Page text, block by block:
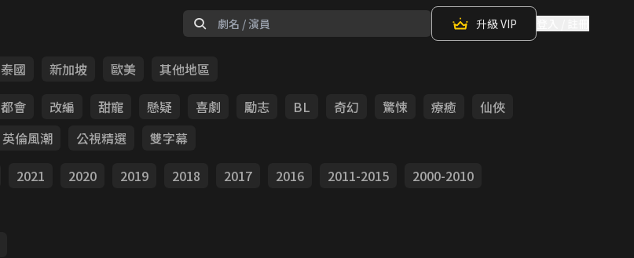
升級 VIP
泰國 新加坡 歐美
其他地區
都會 改編 甜寵 懸疑 喜劇 勵志 BL 奇幻 驚悚 療癒
仙俠
英倫風潮 公視精選
雙字幕
2021 2020 2019 2018 2017 2016 2011-2015
2000-2010